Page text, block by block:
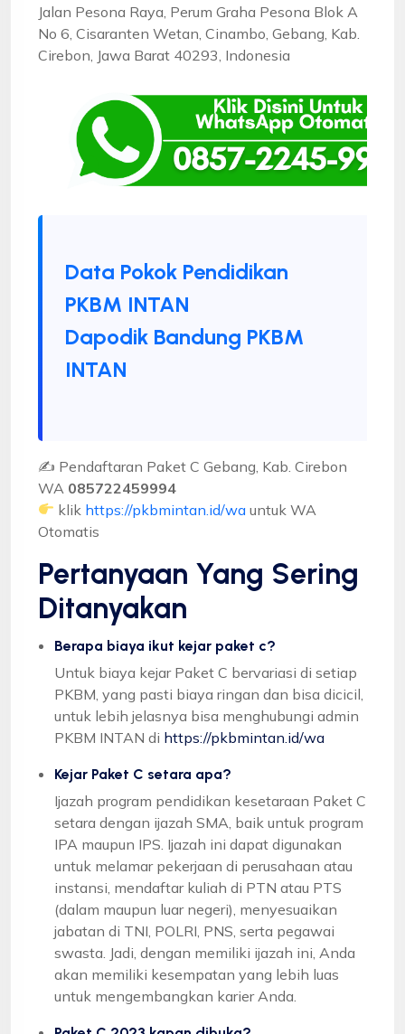
Jalan Pesona Raya, Perum Graha Pesona Blok A
No 6, Cisaranten Wetan, Cinambo, Gebang, Kab.
Cirebon, Jawa Barat 40293, Indonesia
Data Pokok Pendidikan
PKBM INTAN
Dapodik Bandung PKBM
INTAN
✍ Pendaftaran Paket C Gebang, Kab. Cirebon
WA 085722459994
klik https://pkbmintan.id/wa untuk WA
Otomatis
Pertanyaan Yang Sering
Ditanyakan
Berapa biaya ikut kejar paket c?
Untuk biaya kejar Paket C bervariasi di setiap
PKBM, yang pasti biaya ringan dan bisa dicicil,
untuk lebih jelasnya bisa menghubungi admin
PKBM INTAN di https://pkbmintan.id/wa
Kejar Paket C setara apa?
Ijazah program pendidikan kesetaraan Paket C
setara dengan ijazah SMA, baik untuk program
IPA maupun IPS. Ijazah ini dapat digunakan
untuk melamar pekerjaan di perusahaan atau
instansi, mendaftar kuliah di PTN atau PTS
(dalam maupun luar negeri), menyesuaikan
jabatan di TNI, POLRI, PNS, serta pegawai
swasta. Jadi, dengan memiliki ijazah ini, Anda
akan memiliki kesempatan yang lebih luas
untuk mengembangkan karier Anda.